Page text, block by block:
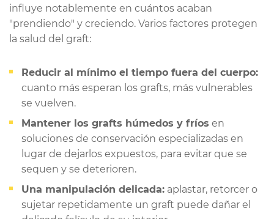
influye notablemente en cuántos acaban
"prendiendo" y creciendo. Varios factores protegen
la salud del graft:
Reducir al mínimo el tiempo fuera del cuerpo:
cuanto más esperan los grafts, más vulnerables
se vuelven.
Mantener los grafts húmedos y fríos en
soluciones de conservación especializadas en
lugar de dejarlos expuestos, para evitar que se
sequen y se deterioren.
Una manipulación delicada: aplastar, retorcer o
sujetar repetidamente un graft puede dañar el